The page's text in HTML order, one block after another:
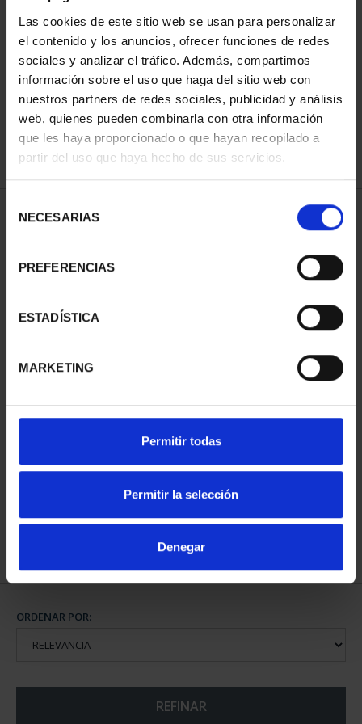
Las cookies de este sitio web se usan para personalizar
el contenido y los anuncios, ofrecer funciones de redes
sociales y analizar el tráfico. Además, compartimos
información sobre el uso que haga del sitio web con
nuestros partners de redes sociales, publicidad y análisis
web, quienes pueden combinarla con otra información
que les haya proporcionado o que hayan recopilado a
partir del uso que haya hecho de sus servicios.
NECESARIAS
PREFERENCIAS
ESTADÍSTICA
MARKETING
Permitir todas
Permitir la selección
Denegar
ORDENAR POR:
REFINAR
1 Productos encontrados
PROVINCIA COLECCION
COMPLET...
ORDENAR POR:
REFINAR